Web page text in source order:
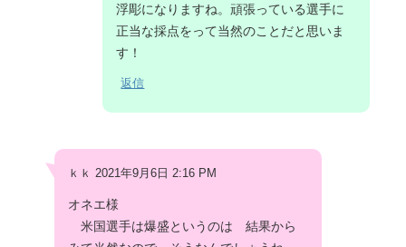
浮彫になりますね。頑張っている選手に
正当な採点をって当然のことだと思いま
す！
返信
ｋｋ 2021年9月6日 2:16 PM
オネエ様
米国選手は爆盛というのは 結果から